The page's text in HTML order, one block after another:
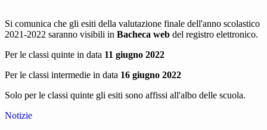
Si comunica che gli esiti della valutazione finale dell'anno scolastico
2021-2022 saranno visibili in Bacheca web del registro elettronico.
Per le classi quinte in data 11 giugno 2022
Per le classi intermedie in data 16 giugno 2022
Solo per le classi quinte gli esiti sono affissi all'albo delle scuola.
Notizie